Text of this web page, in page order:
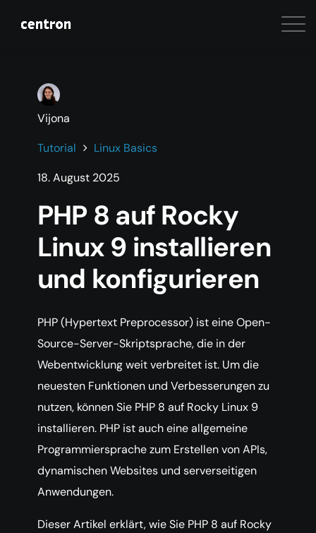
Vijona
Tutorial
Linux Basics
18. August 2025
PHP 8 auf Rocky
Linux 9 installieren
und konfigurieren
PHP (Hypertext Preprocessor) ist eine Open-
Source-Server-Skriptsprache, die in der
Webentwicklung weit verbreitet ist. Um die
neuesten Funktionen und Verbesserungen zu
nutzen, können Sie PHP 8 auf Rocky Linux 9
installieren. PHP ist auch eine allgemeine
Programmiersprache zum Erstellen von APIs,
dynamischen Websites und serverseitigen
Anwendungen.
Dieser Artikel erklärt, wie Sie PHP 8 auf Rocky